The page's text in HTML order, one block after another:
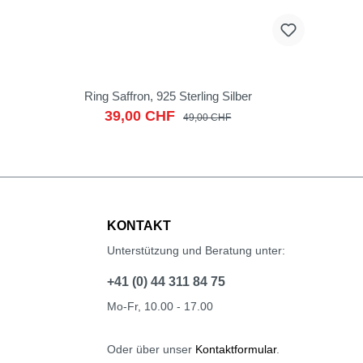
Ring Saffron, 925 Sterling Silber
39,00 CHF 49,00 CHF
KONTAKT
Unterstützung und Beratung unter:
+41 (0) 44 311 84 75
Mo-Fr, 10.00 - 17.00
Oder über unser Kontaktformular.